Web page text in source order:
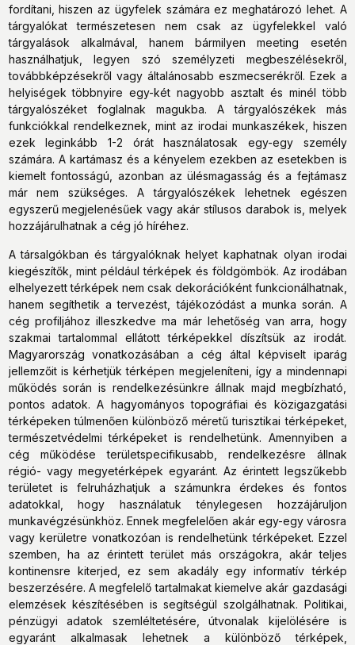
fordítani, hiszen az ügyfelek számára ez meghatározó lehet. A
tárgyalókat természetesen nem csak az ügyfelekkel való
tárgyalások alkalmával, hanem bármilyen meeting esetén
használhatjuk, legyen szó személyzeti megbeszélésekről,
továbbképzésekről vagy általánosabb eszmecserékről. Ezek a
helyiségek többnyire egy-két nagyobb asztalt és minél több
tárgyalószéket foglalnak magukba. A tárgyalószékek más
funkciókkal rendelkeznek, mint az irodai munkaszékek, hiszen
ezek leginkább 1-2 órát használatosak egy-egy személy
számára. A kartámasz és a kényelem ezekben az esetekben is
kiemelt fontosságú, azonban az ülésmagasság és a fejtámasz
már nem szükséges. A tárgyalószékek lehetnek egészen
egyszerű megjelenésűek vagy akár stílusos darabok is, melyek
hozzájárulhatnak a cég jó híréhez.
A társalgókban és tárgyalóknak helyet kaphatnak olyan irodai
kiegészítők, mint például térképek és földgömbök. Az irodában
elhelyezett térképek nem csak dekorációként funkcionálhatnak,
hanem segíthetik a tervezést, tájékozódást a munka során. A
cég profiljához illeszkedve ma már lehetőség van arra, hogy
szakmai tartalommal ellátott térképekkel díszítsük az irodát.
Magyarország vonatkozásában a cég által képviselt iparág
jellemzőit is kérhetjük térképen megjeleníteni, így a mindennapi
működés során is rendelkezésünkre állnak majd megbízható,
pontos adatok. A hagyományos topográfiai és közigazgatási
térképeken túlmenően különböző méretű turisztikai térképeket,
természetvédelmi térképeket is rendelhetünk. Amennyiben a
cég működése területspecifikusabb, rendelkezésre állnak
régió- vagy megyetérképek egyaránt. Az érintett legszűkebb
területet is felruházhatjuk a számunkra érdekes és fontos
adatokkal, hogy használatuk ténylegesen hozzájáruljon
munkavégzésünkhöz. Ennek megfelelően akár egy-egy városra
vagy kerületre vonatkozóan is rendelhetünk térképeket. Ezzel
szemben, ha az érintett terület más országokra, akár teljes
kontinensre kiterjed, ez sem akadály egy informatív térkép
beszerzésére. A megfelelő tartalmakat kiemelve akár gazdasági
elemzések készítésében is segítségül szolgálhatnak. Politikai,
pénzügyi adatok szemléltetésére, útvonalak kijelölésére is
egyaránt alkalmasak lehetnek a különböző térképek,